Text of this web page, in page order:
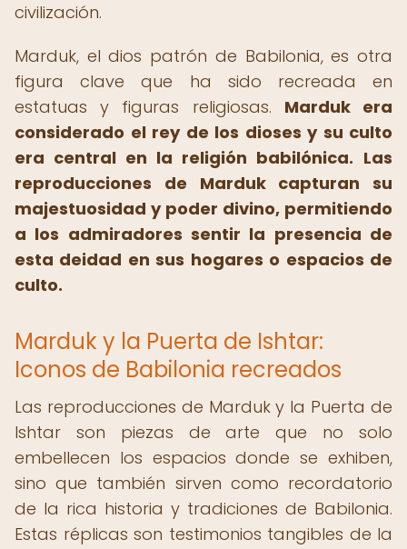
civilización.
Marduk, el dios patrón de Babilonia, es otra
figura clave que ha sido recreada en
estatuas y figuras religiosas. Marduk era
considerado el rey de los dioses y su culto
era central en la religión babilónica. Las
reproducciones de Marduk capturan su
majestuosidad y poder divino, permitiendo
a los admiradores sentir la presencia de
esta deidad en sus hogares o espacios de
culto.
Marduk y la Puerta de Ishtar:
Iconos de Babilonia recreados
Las reproducciones de Marduk y la Puerta de
Ishtar son piezas de arte que no solo
embellecen los espacios donde se exhiben,
sino que también sirven como recordatorio
de la rica historia y tradiciones de Babilonia.
Estas réplicas son testimonios tangibles de la